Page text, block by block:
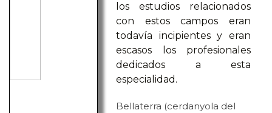
los estudios relacionados
con estos campos eran
todavía incipientes y eran
escasos los profesionales
dedicados a esta
especialidad.
Bellaterra (cerdanyola del